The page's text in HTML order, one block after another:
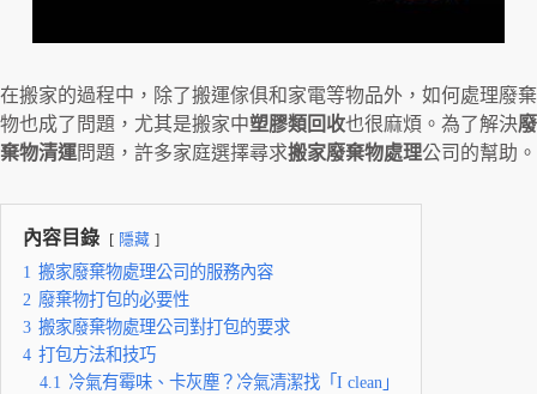
在搬家的過程中，除了搬運傢俱和家電等物品外，如何處理廢棄
物也成了問題，尤其是搬家中塑膠類回收也很麻煩。為了解決廢
棄物清運問題，許多家庭選擇尋求搬家廢棄物處理公司的幫助。
內容目錄 隱藏
1 搬家廢棄物處理公司的服務內容
2 廢棄物打包的必要性
3 搬家廢棄物處理公司對打包的要求
4 打包方法和技巧
4.1 冷氣有霉味、卡灰塵？冷氣清潔找「I clean」